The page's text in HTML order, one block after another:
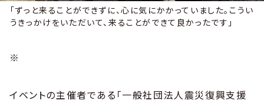
「ずっと来ることができずに、心に気にかかっていました。こうい
うきっかけをいただいて、来ることができて良かったです」
※
イベントの主催者である「一般社団法人震災復興支援